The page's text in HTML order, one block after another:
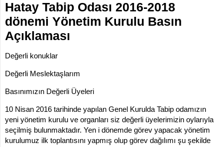
KOMİSYONLAR
İLETİŞİM
Hatay Tabip Odası 2016-2018
dönemi Yönetim Kurulu Basın
Açıklaması
Değerli konuklar
Değerli Meslektaşlarım
Basınımızın Değerli Üyeleri
10 Nisan 2016 tarihinde yapılan Genel Kurulda Tabip odamızın
yeni yönetim kurulu ve organları siz değerli üyelerimizin oylarıyla
seçilmiş bulunmaktadır. Yen i dönemde görev yapacak yönetim
kurulumuz ilk toplantısını yapmış olup görev dağılımı şu şekilde